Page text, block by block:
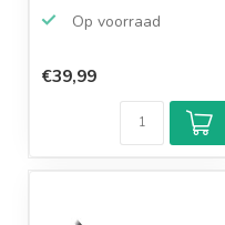
Op voorraad
€39,99